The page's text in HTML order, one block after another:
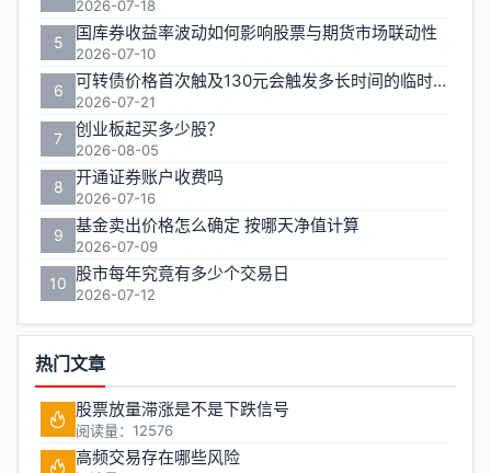
2026-07-18
5 国库券收益率波动如何影响股票与期货市场联动性
2026-07-10
6 可转债价格首次触及130元会触发多长时间的临时停牌
2026-07-21
7 创业板起买多少股？
2026-08-05
8 开通证券账户收费吗
2026-07-16
9 基金卖出价格怎么确定 按哪天净值计算
2026-07-09
10 股市每年究竟有多少个交易日
2026-07-12
热门文章
股票放量滞涨是不是下跌信号
阅读量：12576
高频交易存在哪些风险